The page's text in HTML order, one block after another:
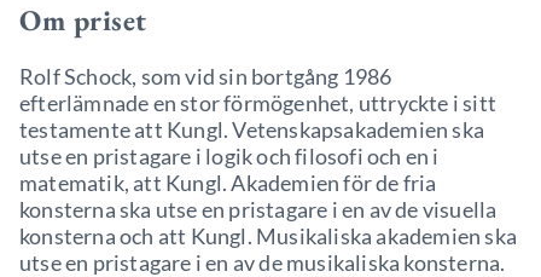
Om priset
Rolf Schock, som vid sin bortgång 1986
efterlämnade en stor förmögenhet, uttryckte i sitt
testamente att Kungl. Vetenskapsakademien ska
utse en pristagare i logik och filosofi och en i
matematik, att Kungl. Akademien för de fria
konsterna ska utse en pristagare i en av de visuella
konsterna och att Kungl. Musikaliska akademien ska
utse en pristagare i en av de musikaliska konsterna.